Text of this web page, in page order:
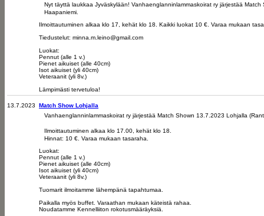
Nyt täyttä laukkaa Jyväskylään! Vanhaenglanninlammaskoirat ry järjestää
Haapaniemi.
Ilmoittautuminen alkaa klo 17, kehät klo 18. Kaikki luokat 10 €. Varaa mukaan
Tiedustelut: minna.m.leino@gmail.com
Luokat:
Pennut (alle 1 v.)
Pienet aikuiset (alle 40cm)
Isot aikuiset (yli 40cm)
Veteraanit (yli 8v.)
Lämpimästi tervetuloa!
13.7.2023
Match Show Lohjalla
Vanhaenglanninlammaskoirat ry järjestää Match Shown 13.7.2023 Lohjalla
Ilmoittautuminen alkaa klo 17.00, kehät klo 18.
Hinnat: 10 €. Varaa mukaan tasaraha.
Luokat:
Pennut (alle 1 v.)
Pienet aikuiset (alle 40cm)
Isot aikuiset (yli 40cm)
Veteraanit (yli 8v.)
Tuomarit ilmoitamme lähempänä tapahtumaa.
Paikalla myös buffet. Varaathan mukaan käteistä rahaa.
Noudatamme Kennelliiton rokotusmääräyksiä.